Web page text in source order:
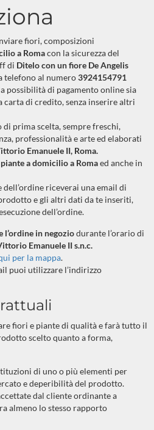
fiori, composizioni
a Romacon la sicurezza del
di Ditelo con un fiore De Angelis
telefono al numero3924154791
possibilità di pagamento online sia
di credito, senza inserire altri
prima scelta, sempre freschi,
professionalità e arte ed elaborati
Emanuele II, Roma.
a domicilio a Romaed anche in
riceverai una email di
e gli altri dati da te inseriti,
dell’ordine.
in negoziodurante l’orario di
Emanuele II s.n.c.
per la mappa.
puoi utilizzare l’indirizzo
fiori e piante di qualità e farà tutto il
scelto quanto a forma,
di uno o più elementi per
e deperibilità del prodotto.
dal cliente ordinante a
almeno lo stesso rapporto